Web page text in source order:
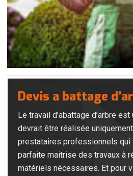
Devis a battage
Le travail d’abattage d’arbre
devrait être réalisée
prestataires professionnels qui
parfaite maitrise des travaux à
matériels nécessaires. Et pour